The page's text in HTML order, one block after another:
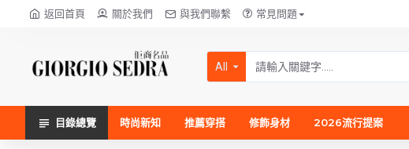
返回首頁 關於我們 與我們聯繫 常見問題
All
目錄總覽 時尚新知 推薦穿搭 修飾身材 2026流行提案